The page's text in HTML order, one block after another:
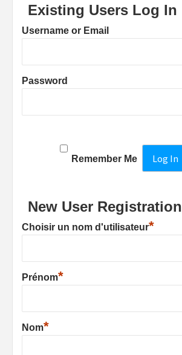
Existing Users Log In
Username or Email
Password
Remember Me
New User Registration
Choisir un nom d'utilisateur*
Prénom*
Nom*